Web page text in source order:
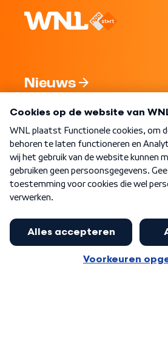
Nieuws
Nieuwsbrief
Word Lid